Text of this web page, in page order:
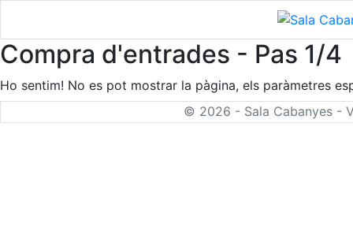
Compra d'entrades - Pas 1/4
Ho sentim! No es pot mostrar la pàgina, els paràmetres
© 2026 - Sala Cabanyes -